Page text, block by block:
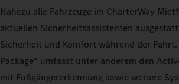
Nahezu alle Fahrzeuge im CharterWay
aktuellen Sicherheitsassistenten
Sicherheit und Komfort während der Fahrt.
Package“ umfasst unter anderem den
mit Fußgängererkennung sowie weitere